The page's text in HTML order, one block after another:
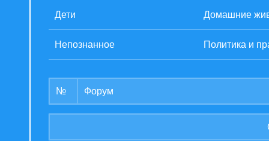
Дети Домашние
Непознанное Политика и
№ Форум